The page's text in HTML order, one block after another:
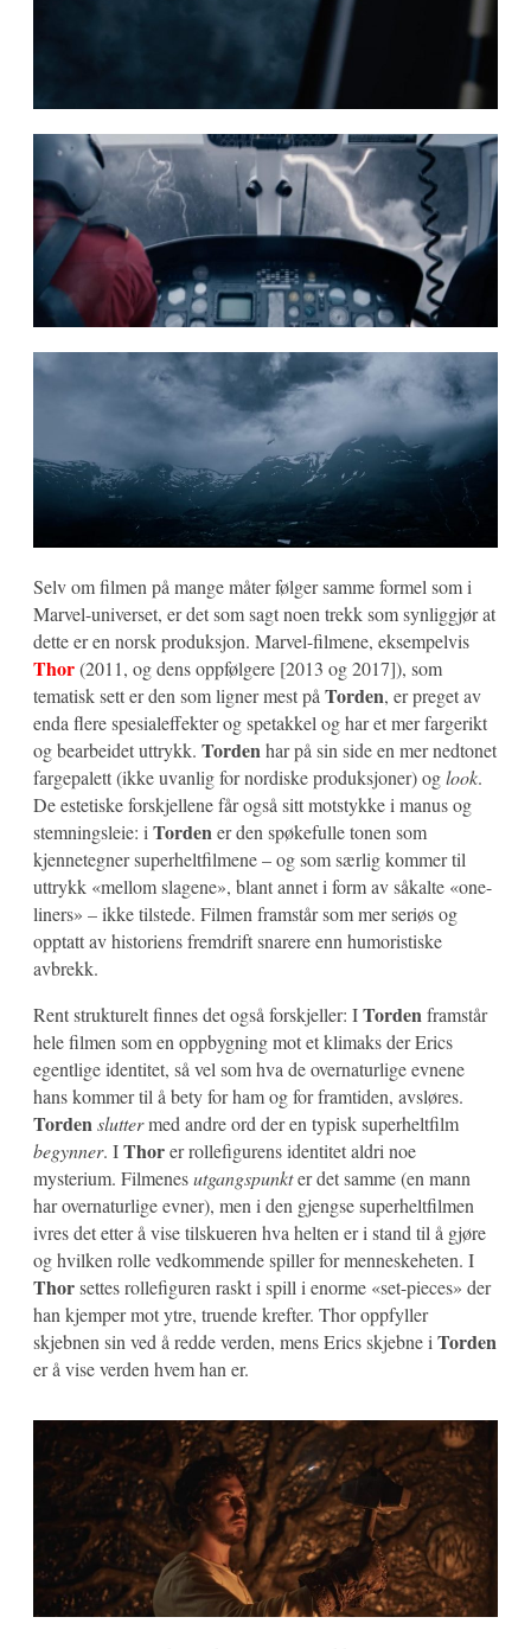
Selv om filmen på mange måter følger samme formel som i
Marvel-universet, er det som sagt noen trekk som synliggjør at
dette er en norsk produksjon. Marvel-filmene, eksempelvis
Thor(2011, og dens oppfølgere [2013 og 2017]), som
tematisk sett er den som ligner mest påTorden, er preget av
enda flere spesialeffekter og spetakkel og har et mer fargerikt
og bearbeidet uttrykk. Tordenhar på sin side en mer nedtonet
fargepalett (ikke uvanlig for nordiske produksjoner) oglook.
De estetiske forskjellene får også sitt motstykke i manus og
stemningsleie: iTordener den spøkefulle tonen som
kjennetegner superheltfilmene – og som særlig kommer til
uttrykk «mellom slagene», blant annet i form av såkalte «one-
liners» – ikke tilstede. Filmen framstår som mer seriøs og
opptatt av historiens fremdrift snarere enn humoristiske
avbrekk.
Rent strukturelt finnes det også forskjeller: ITordenframstår
hele filmen som en oppbygning mot et klimaks der Erics
egentlige identitet, så vel som hva de overnaturlige evnene
hans kommer til å bety for ham og for framtiden, avsløres.
Tordensluttermed andre ord der en typisk superheltfilm
begynner. IThorer rollefigurens identitet aldri noe
mysterium. Filmenesutgangspunkter det samme (en mann
har overnaturlige evner), men i den gjengse superheltfilmen
ivres det etter å vise tilskueren hva helten er i stand til å gjøre
og hvilken rolle vedkommende spiller for menneskeheten. I
Thorsettes rollefiguren raskt i spill i enorme «set-pieces» der
han kjemper mot ytre, truende krefter. Thor oppfyller
skjebnen sin ved å redde verden, mens Erics skjebne iTorden
er å vise verden hvem han er.